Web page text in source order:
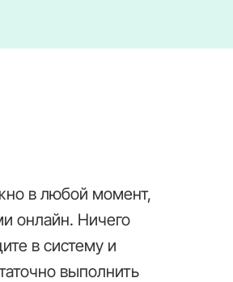
в любой момент,
онлайн. Ничего
в систему и
выполнить